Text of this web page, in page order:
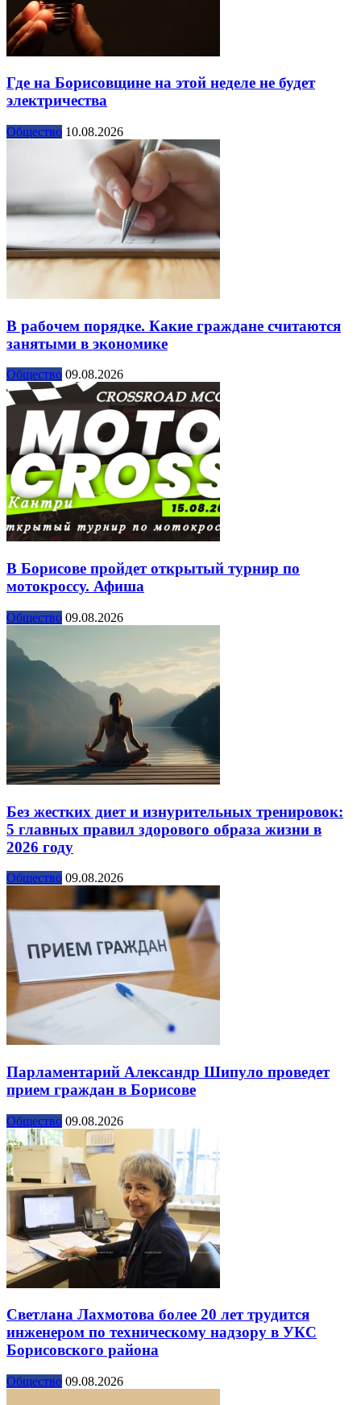
Где на Борисовщине на этой неделе не будет
электричества
Общество 10.08.2026
В рабочем порядке. Какие граждане считаются
занятыми в экономике
Общество 09.08.2026
В Борисове пройдет открытый турнир по
мотокроссу. Афиша
Общество 09.08.2026
Без жестких диет и изнурительных тренировок:
5 главных правил здорового образа жизни в
2026 году
Общество 09.08.2026
Парламентарий Александр Шипуло проведет
прием граждан в Борисове
Общество 09.08.2026
Светлана Лахмотова более 20 лет трудится
инженером по техническому надзору в УКС
Борисовского района
Общество 09.08.2026